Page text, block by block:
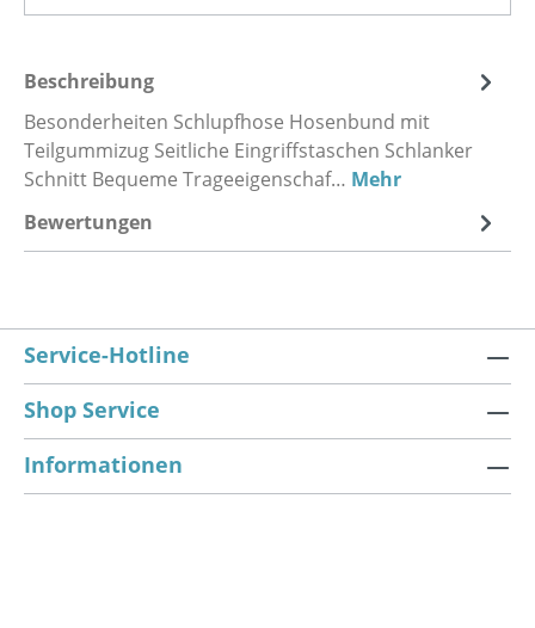
Beschreibung
Besonderheiten Schlupfhose Hosenbund mit
Teilgummizug Seitliche Eingriffstaschen Schlanker
Schnitt Bequeme Trageeigenschaf… Mehr
Bewertungen
Service-Hotline
Shop Service
Informationen